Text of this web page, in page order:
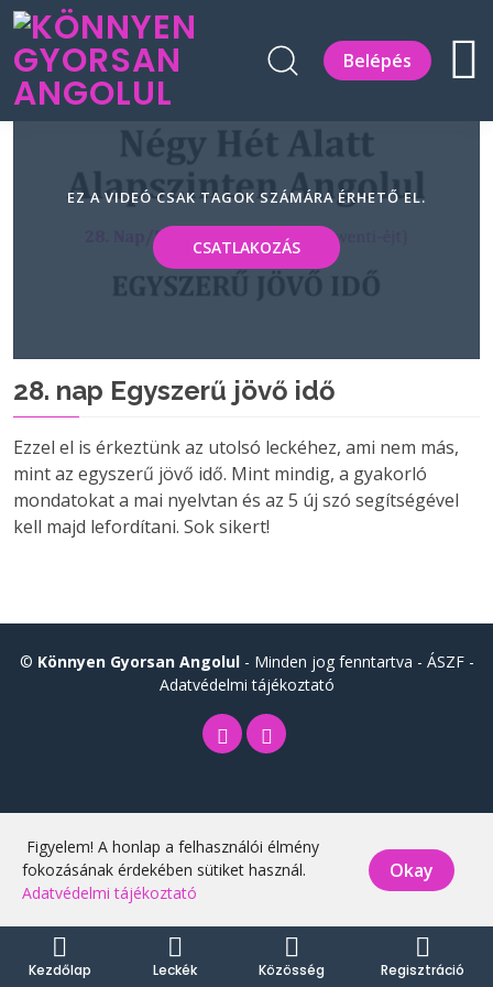
Belépés
EZ A VIDEÓ CSAK TAGOK SZÁMÁRA ÉRHETŐ EL.
CSATLAKOZÁS
28. nap Egyszerű jövő idő
Ezzel el is érkeztünk az utolsó leckéhez, ami nem más,
mint az egyszerű jövő idő. Mint mindig, a gyakorló
mondatokat a mai nyelvtan és az 5 új szó segítségével
kell majd lefordítani. Sok sikert!
© Könnyen Gyorsan Angolul- Minden jog fenntartva - ÁSZF-
Adatvédelmi tájékoztató
Figyelem! A honlap a felhasználói élmény
fokozásának érdekében sütiket használ.
Adatvédelmi tájékoztató
Okay
Kezdőlap Leckék Közösség Regisztráció